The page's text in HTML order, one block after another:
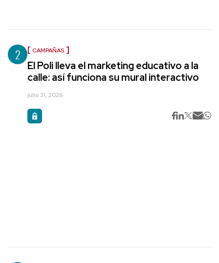
2 CAMPAÑAS
El Poli lleva el marketing educativo a la
calle: así funciona su mural interactivo
julio 31, 2026